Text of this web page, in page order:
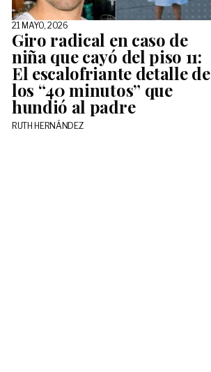
21 MAYO, 2026
Giro radical en caso de
niña que cayó del piso 11:
El escalofriante detalle de
los “40 minutos” que
hundió al padre
RUTH HERNÁNDEZ